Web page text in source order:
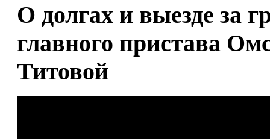
О долгах и выезде за
главного пристава
Титовой